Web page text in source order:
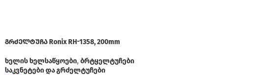
გრძელტუჩა Ronix RH-1358, 200mm
ხელის ხელსაწყოები, ბრტყელტუჩები
საკვნეტები და გრძელტუჩები